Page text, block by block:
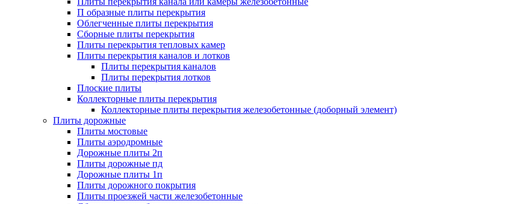
П образные плиты перекрытия
Облегченные плиты перекрытия
Сборные плиты перекрытия
Плиты перекрытия тепловых камер
Плиты перекрытия каналов и лотков
Плиты перекрытия каналов
Плиты перекрытия лотков
Плоские плиты
Коллекторные плиты перекрытия
Коллекторные плиты перекрытия железобетонные (доборный элемент)
Плиты дорожные
Плиты мостовые
Плиты аэродромные
Дорожные плиты 2п
Плиты дорожные пд
Дорожные плиты 1п
Плиты дорожного покрытия
Плиты проезжей части железобетонные